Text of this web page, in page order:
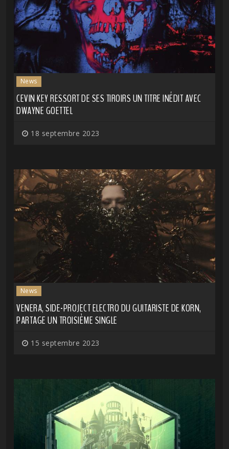
News
CEVIN KEY RESSORT DE SES TIROIRS UN TITRE INÉDIT AVEC
DWAYNE GOETTEL
18 septembre 2023
News
VENERA, SIDE-PROJECT ELECTRO DU GUITARISTE DE KORN,
PARTAGE UN TROISIÈME SINGLE
15 septembre 2023